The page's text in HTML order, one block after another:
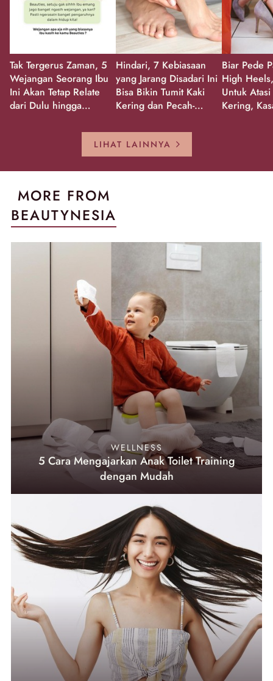
Tak Tergerus Zaman, 5
Wejangan Seorang Ibu
Ini Akan Tetap Relate
dari Dulu hingga
Hindari, 7 Kebiasaan
yang Jarang Disadari Ini
Bisa Bikin Tumit Kaki
Kering dan Pecah-
Biar Pede
High
Untuk
Kering,
LIHAT LAINNYA
MORE FROM
BEAUTYNESIA
WELLNESS
5 Cara Mengajarkan Anak Toilet Training
dengan Mudah